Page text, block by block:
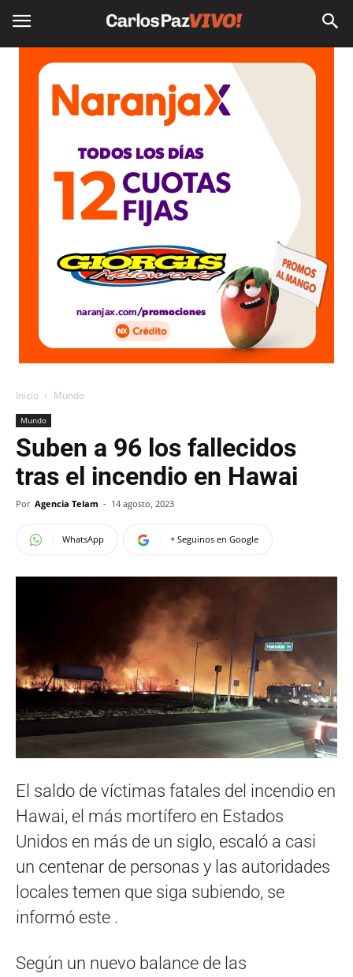
Inicio Mundo
Mundo
Suben a 96 los fallecidos
tras el incendio en Hawai
Por Agencia Telam - 14 agosto, 2023
WhatsApp + Seguinos en Google
El saldo de víctimas fatales del incendio en
Hawai, el más mortífero en Estados
Unidos en más de un siglo, escaló a casi
un centenar de personas y las autoridades
locales temen que siga subiendo, se
informó este .
Según un nuevo balance de las